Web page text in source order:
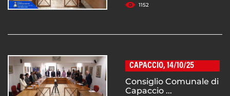
1152
CAPACCIO, 14/10/25
Consiglio Comunale di
Capaccio ...